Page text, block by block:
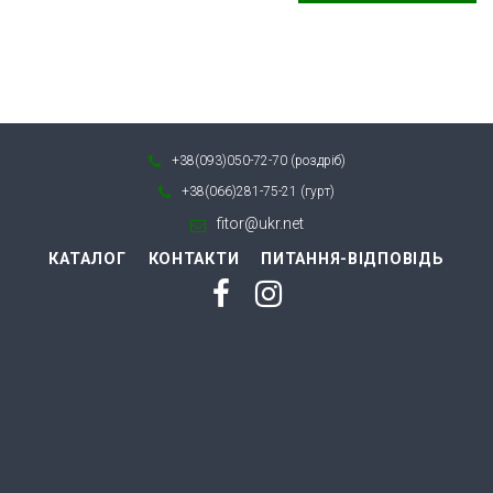
+38(093)050-72-70 (роздріб)
+38(066)281-75-21 (гурт)
fitor@ukr.net
КАТАЛОГ КОНТАКТИ ПИТАННЯ-ВІДПОВІДЬ